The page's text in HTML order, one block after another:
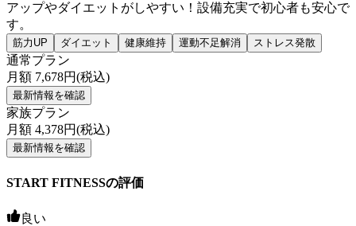
アップやダイエットがしやすい！設備充実で初心者も安心で
す。
筋力UP ダイエット 健康維持 運動不足解消 ストレス発散
通常プラン
月額 7,678円(税込)
最新情報を確認
家族プラン
月額 4,378円(税込)
最新情報を確認
START FITNESSの評価
良い